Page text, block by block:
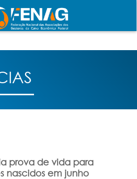
prova de vida para
nascidos em junho